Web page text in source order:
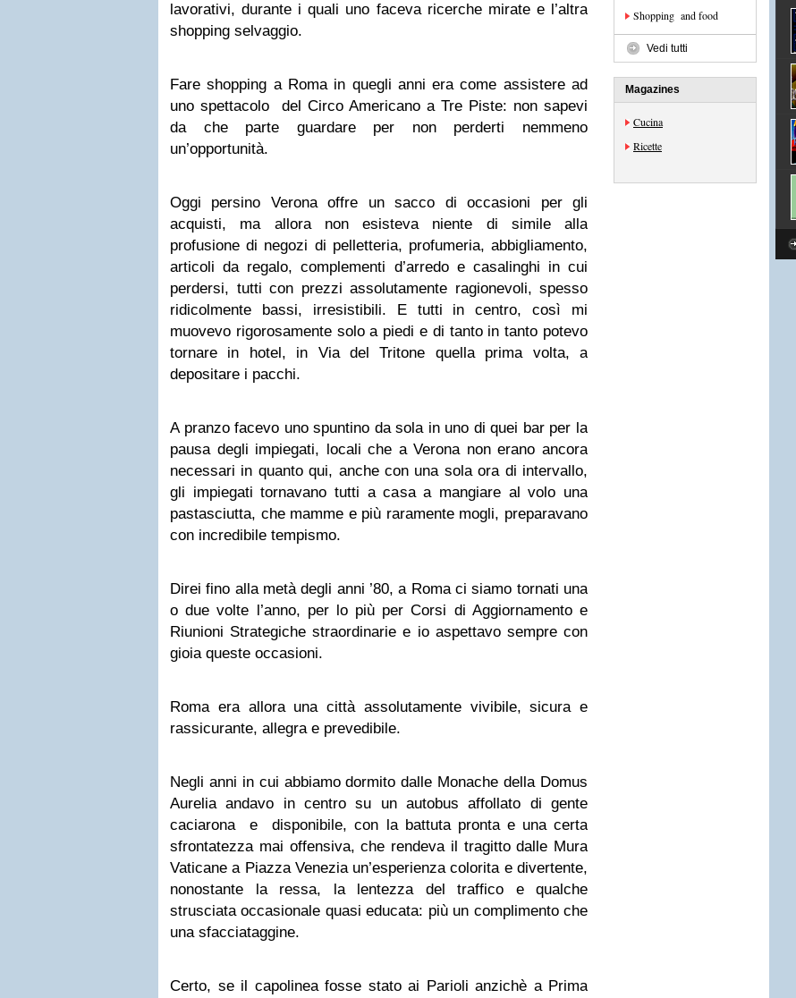
lavorativi, durante i quali uno faceva ricerche mirate e l’altra
shopping selvaggio.
Fare shopping a Roma in quegli anni era come assistere ad
uno spettacolo del Circo Americano a Tre Piste: non sapevi
da che parte guardare per non perderti nemmeno
un’opportunità.
Oggi persino Verona offre un sacco di occasioni per gli
acquisti, ma allora non esisteva niente di simile alla
profusione di negozi di pelletteria, profumeria, abbigliamento,
articoli da regalo, complementi d’arredo e casalinghi in cui
perdersi, tutti con prezzi assolutamente ragionevoli, spesso
ridicolmente bassi, irresistibili. E tutti in centro, così mi
muovevo rigorosamente solo a piedi e di tanto in tanto potevo
tornare in hotel, in Via del Tritone quella prima volta, a
depositare i pacchi.
A pranzo facevo uno spuntino da sola in uno di quei bar per la
pausa degli impiegati, locali che a Verona non erano ancora
necessari in quanto qui, anche con una sola ora di intervallo,
gli impiegati tornavano tutti a casa a mangiare al volo una
pastasciutta, che mamme e più raramente mogli, preparavano
con incredibile tempismo.
Direi fino alla metà degli anni ’80, a Roma ci siamo tornati una
o due volte l’anno, per lo più per Corsi di Aggiornamento e
Riunioni Strategiche straordinarie e io aspettavo sempre con
gioia queste occasioni.
Roma era allora una città assolutamente vivibile, sicura e
rassicurante, allegra e prevedibile.
Negli anni in cui abbiamo dormito dalle Monache della Domus
Aurelia andavo in centro su un autobus affollato di gente
caciarona e disponibile, con la battuta pronta e una certa
sfrontatezza mai offensiva, che rendeva il tragitto dalle Mura
Vaticane a Piazza Venezia un’esperienza colorita e divertente,
nonostante la ressa, la lentezza del traffico e qualche
strusciata occasionale quasi educata: più un complimento che
una sfacciataggine.
Certo, se il capolinea fosse stato ai Parioli anzichè a Prima
Shopping and food
Vedi tutti
Magazines
Cucina
Ricette